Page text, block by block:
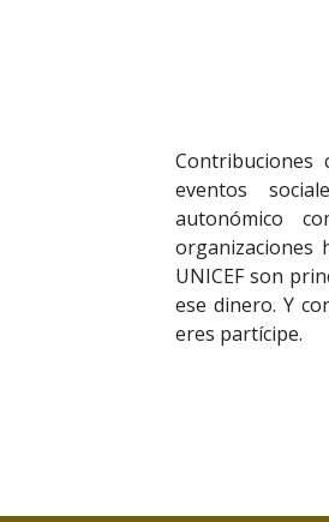
eventos
autonómico
organizaciones
UNICEF son
ese dinero. Y
eres partícipe.